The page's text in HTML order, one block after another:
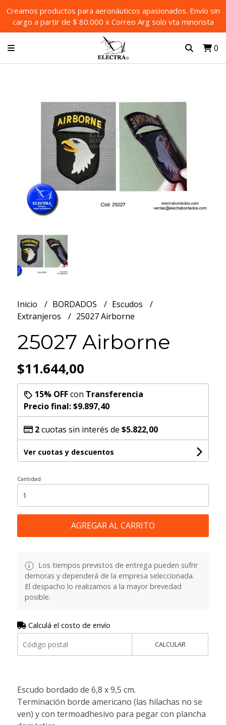
Creamos productos para aeronáuticos apasionados. Envío sin
cargo a partir de $ 80.000 x Correo Arg solo vta minorista
0
Inicio BORDADOS
Escudos
Extranjeros
25027 Airborne
25027 Airborne
$11.644,00
15% OFFcon Transferencia
Precio final:$9.897,40
2cuotas sin interés de $5.822,00
Ver cuotas y descuentos
Cantidad
AGREGAR AL CARRITO
Los tiempos previstos de entrega pueden sufrir
demoras y dependerá de la empresa seleccionada.
El despacho lo realizamos a la mayor brevedad
posible.
Calculá el costo de envío
CALCULAR
Escudo bordado de 6,8 x 9,5 cm.
Terminación borde americano (las hilachas no se
ven) y con termoadhesivo para pegar con plancha